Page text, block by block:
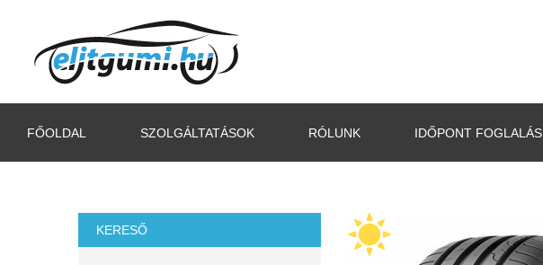
FŐOLDAL SZOLGÁLTATÁSOK RÓLUNK IDŐPONT FOGLALÁS
KERESŐ